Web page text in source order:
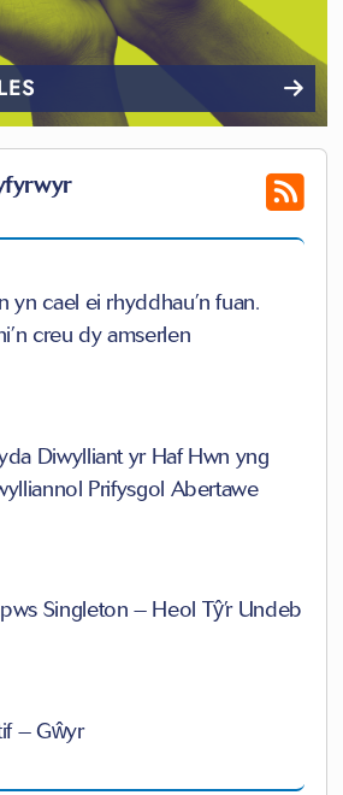
yn cael ei rhyddhau’n fuan.
creu dy amserlen
Diwylliant yr Haf Hwn yng
Prifysgol Abertawe
Singleton – Heol Tŷ’r Undeb
– Gŵyr